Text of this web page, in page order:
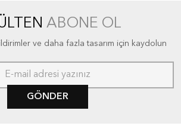
ABONE OL
ve daha fazla tasarım için kaydolun
GÖNDER